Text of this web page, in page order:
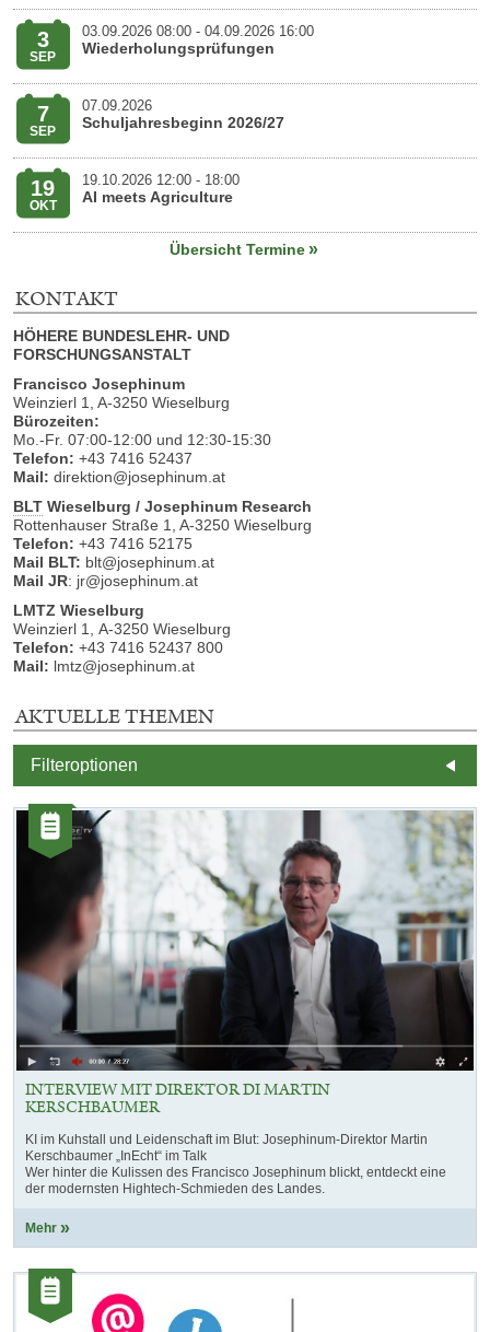
WIEDERHOLUNGSPRÜFUNGEN
3
SEP
Veranstaltungsdatum:
03.09.2026 08:00 - 04.09.2026 16:00
Wiederholungsprüfungen
SCHULJAHRESBEGINN
2026/27
7
SEP
Veranstaltungsdatum:
07.09.2026
Schuljahresbeginn 2026/27
AI
MEETS
AGRICULTURE
19
OKT
Veranstaltungsdatum:
19.10.2026 12:00 - 18:00
AI meets Agriculture
Übersicht Termine
KONTAKT
HÖHERE BUNDESLEHR- UND
FORSCHUNGSANSTALT
Francisco Josephinum
Weinzierl 1, A-3250 Wieselburg
Bürozeiten:
Mo.-Fr. 07:00-12:00 und 12:30-15:30
Telefon: +43 7416 52437
Mail: direktion@josephinum.at
BLTWieselburg / Josephinum Research
Rottenhauser Straße 1, A-3250 Wieselburg
Telefon: +43 7416 52175
Mail BLT: blt@josephinum.at
Mail JR: jr@josephinum.at
LMTZ Wieselburg
Weinzierl 1, A-3250 Wieselburg
Telefon: +43 7416 52437 800
Mail: lmtz@josephinum.at
AKTUELLE THEMEN
Filteroptionen
Kategorie:
Artikel
INTERVIEW MIT DIREKTOR DI MARTIN
KERSCHBAUMER
KI im Kuhstall und Leidenschaft im Blut: Josephinum-Direktor Martin
Kerschbaumer „InEcht“ im Talk
Wer hinter die Kulissen des Francisco Josephinum blickt, entdeckt eine
der modernsten Hightech-Schmieden des Landes.
Mehr
Kategorie:
Artikel